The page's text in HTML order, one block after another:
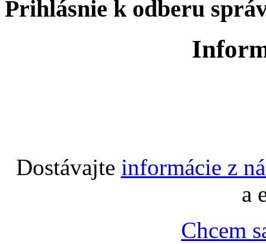
Prihlásnie k odberu
Dostávajte informácie z
a
Chcem